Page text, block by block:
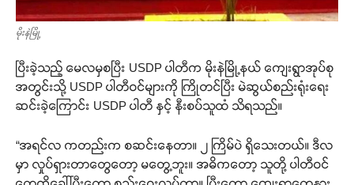
မိုးနဲမြို့
ပြီးခဲ့သည့် မေလမှစပြီး USDP ပါတီက မိုးနဲမြို့နယ် ကျေးရွာအုပ်စု
အတွင်းသို့ USDP ပါတီဝင်များကို ကြိုတင်ပြီး မဲဆွယ်စည်းရုံးရေး
ဆင်းခဲ့ကြောင်း USDP ပါတီ နှင့် နီးစပ်သူထံ သိရသည်။
“အရင်လ ကတည်းက စဆင်းနေတာ။ ၂ ကြိမ်ပဲ ရှိသေးတယ်။ ဒီလ
မှာ လှုပ်ရှားတာတွေတော့ မတွေ့ဘူး။ အဓိကတော့ သူတို့ ပါတီဝင်